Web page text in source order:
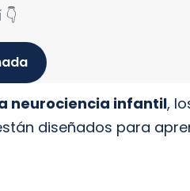
👇
neurociencia infantil,
diseñados para